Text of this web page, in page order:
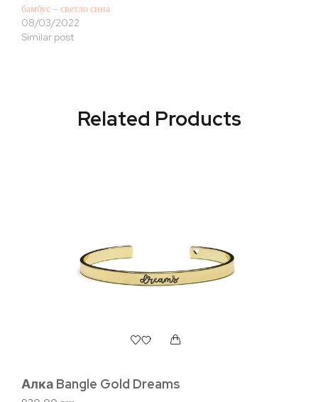
бамбус – светло сина
08/03/2022
Similar post
Related Products
Алка Bangle Gold Dreams